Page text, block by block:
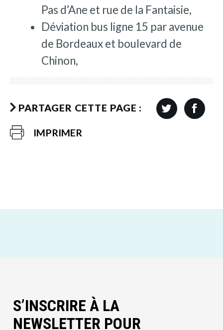
Pas d’Ane et rue de la Fantaisie,
Déviation bus ligne 15 par avenue
de Bordeaux et boulevard de
Chinon,
PARTAGER CETTE PAGE :
IMPRIMER
S’INSCRIRE À LA
NEWSLETTER POUR